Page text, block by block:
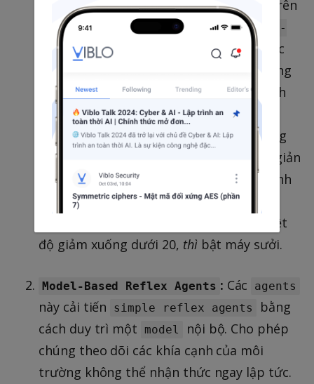
nhất. Chúng hoạt động hoàn toàn dựa trên
cơ sở "điều kiện-hành động" ( condition-
action ) – nếu một điều kiện cụ thể được
đáp ứng trong môi trường hiện tại, chúng
sẽ thực thi một hành động được xác định
trước. Chúng không xem xét các sự kiện
trong quá khứ hoặc hậu quả trong tương
lai. Mặc dù hiệu quả cho các tác vụ đơn giản
nhưng chúng gặp khó khăn trong các tình
huống động vì thiếu memory .
nhiệt
độ giảm xuống dưới 20, thìbật máy sưởi.
Model-Based Reflex Agents : Các agents
này cải tiến simple reflex agents
bằng
cách duy trì một
model
nội bộ. Cho phép
chúng theo dõi các khía cạnh của môi
trường không thể nhận thức ngay lập tức.